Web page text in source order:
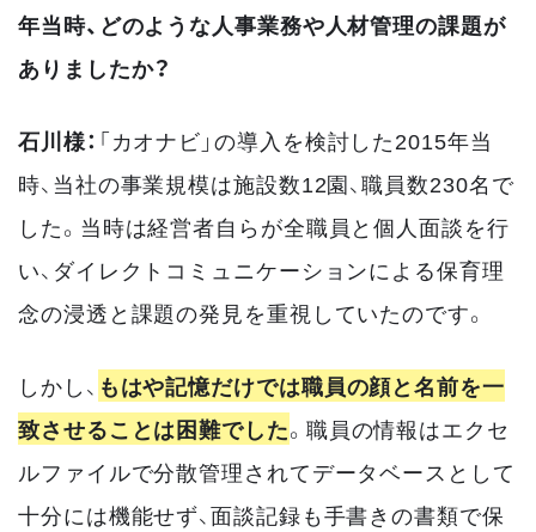
年当時、どのような人事業務や人材管理の課題が
ありましたか？
石川様： 「カオナビ」の導入を検討した2015年当
時、当社の事業規模は施設数12園、職員数230名で
した。当時は経営者自らが全職員と個人面談を行
い、ダイレクトコミュニケーションによる保育理
念の浸透と課題の発見を重視していたのです。
しかし、 もはや記憶だけでは職員の顔と名前を一
致させることは困難でした。職員の情報はエクセ
ルファイルで分散管理されてデータベースとして
十分には機能せず、面談記録も手書きの書類で保